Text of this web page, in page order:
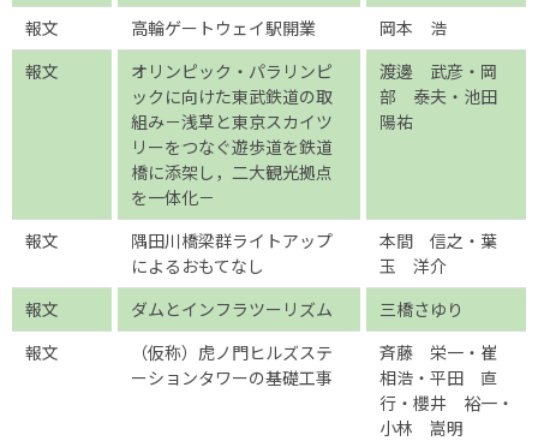
報文
高輪ゲートウェイ駅開業
岡本 浩
報文
オリンピック・パラリンピ
ックに向けた東武鉄道の取
組み－浅草と東京スカイツ
リーをつなぐ遊歩道を鉄道
橋に添架し，二大観光拠点
を一体化－
渡邊 武彦・岡
部 泰夫・池田
陽祐
報文
隅田川橋梁群ライトアップ
によるおもてなし
本間 信之・葉
玉 洋介
報文
ダムとインフラツーリズム
三橋さゆり
報文
（仮称）虎ノ門ヒルズステ
ーションタワーの基礎工事
斉藤 栄一・崔
相浩・平田 直
行・櫻井 裕一・
小林 嵩明